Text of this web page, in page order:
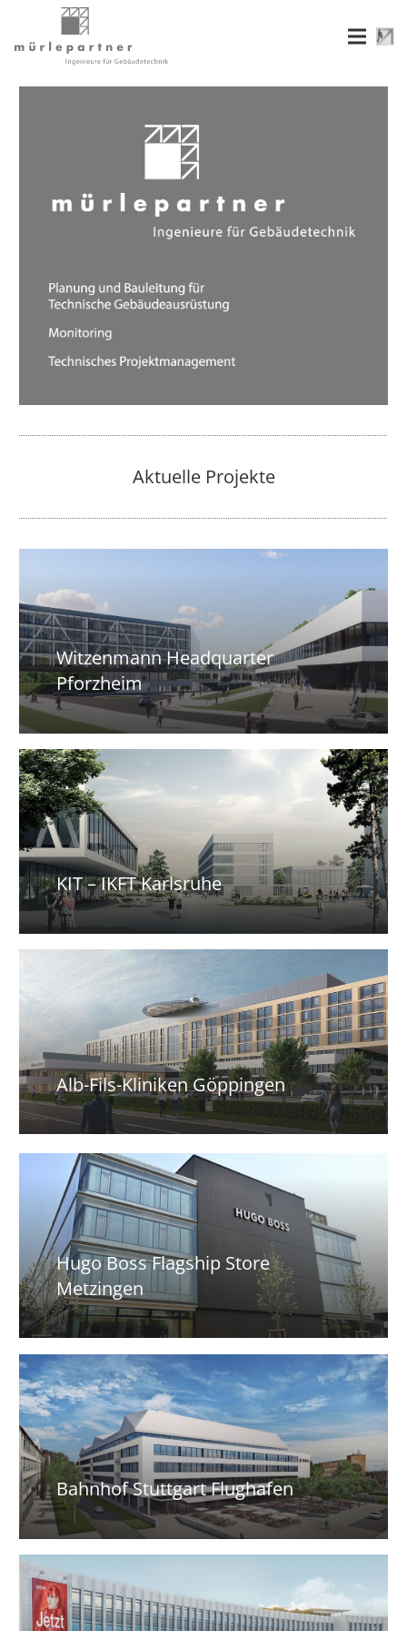
Aktuelle Projekte
Witzenmann Headquarter
Pforzheim
KIT – IKFT Karlsruhe
Alb-Fils-Kliniken Göppingen
Hugo Boss Flagship Store
Metzingen
Bahnhof Stuttgart Flughafen